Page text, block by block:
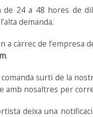
24 a 48 hores de
demanda.
a càrrec de
.
surti de la
amb nosaltres per
deixa una